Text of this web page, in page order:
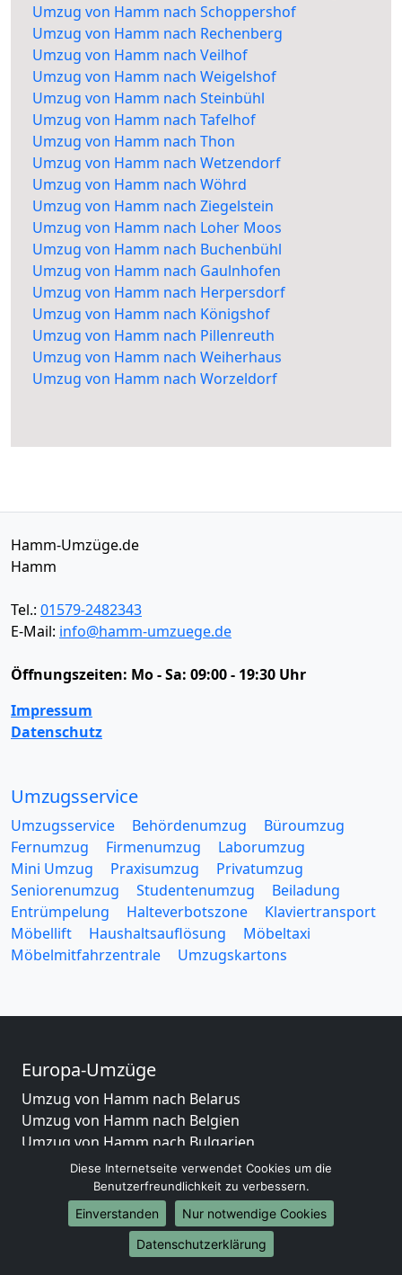
Umzug von Hamm nach Schoppershof
Umzug von Hamm nach Rechenberg
Umzug von Hamm nach Veilhof
Umzug von Hamm nach Weigelshof
Umzug von Hamm nach Steinbühl
Umzug von Hamm nach Tafelhof
Umzug von Hamm nach Thon
Umzug von Hamm nach Wetzendorf
Umzug von Hamm nach Wöhrd
Umzug von Hamm nach Ziegelstein
Umzug von Hamm nach Loher Moos
Umzug von Hamm nach Buchenbühl
Umzug von Hamm nach Gaulnhofen
Umzug von Hamm nach Herpersdorf
Umzug von Hamm nach Königshof
Umzug von Hamm nach Pillenreuth
Umzug von Hamm nach Weiherhaus
Umzug von Hamm nach Worzeldorf
Hamm-Umzüge.de
Hamm
Tel.: 01579-2482343
E-Mail: info@hamm-umzuege.de
Öffnungszeiten: Mo - Sa: 09:00 - 19:30 Uhr
Impressum
Datenschutz
Umzugsservice
Umzugsservice Behördenumzug
Büroumzug
Fernumzug
Firmenumzug
Laborumzug
Mini Umzug
Praxisumzug
Privatumzug
Seniorenumzug
Studentenumzug
Beiladung
Entrümpelung
Halteverbotszone
Klaviertransport
Möbellift
Haushaltsauflösung
Möbeltaxi
Möbelmitfahrzentrale
Umzugskartons
Europa-Umzüge
Umzug von Hamm nach Belarus
Umzug von Hamm nach Belgien
Umzug von Hamm nach Bulgarien
Umzug von Hamm nach Dänemark
Umzug von Hamm nach England
Umzug von Hamm nach Portugal
Umzug von Hamm nach Bosnien und Herzegowina
Umzug von Hamm nach Irland
Diese Internetseite verwendet Cookies um die
Benutzerfreundlichkeit zu verbessern.
Einverstanden
Nur notwendige Cookies
Datenschutzerklärung